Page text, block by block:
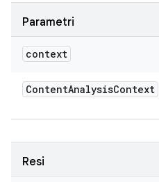
Parametri
context
ContentAnalysisContext
Resi